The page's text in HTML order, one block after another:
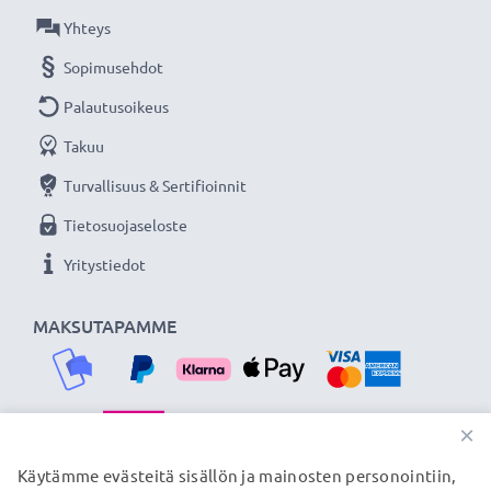
Väri: Musta
Tuotemerkki: CELLONIC
Lataa ja siirrä tiedostoja nopeasti kestävällä 8 Pin
tuotemerkiltä CELLONIC. Tilaa nyt, 3 vuoden
takuu!
MAKSUTAPAMME
Yhteys
Sopimusehdot
Palautusoikeus
Takuu
Turvallisuus & Sertifioinnit
Tietosuojaseloste
Yritystiedot
TOIMITUSKUMPPANIMME
×
Käytämme evästeitä sisällön ja mainosten personointiin,